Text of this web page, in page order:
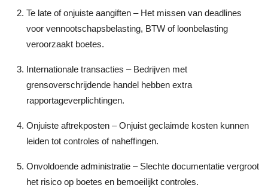
Te late of onjuiste aangiften – Het missen van deadlines
voor vennootschapsbelasting, BTW of loonbelasting
veroorzaakt boetes.
Internationale transacties – Bedrijven met
grensoverschrijdende handel hebben extra
rapportageverplichtingen.
Onjuiste aftrekposten – Onjuist geclaimde kosten kunnen
leiden tot controles of naheffingen.
Onvoldoende administratie – Slechte documentatie vergroot
het risico op boetes en bemoeilijkt controles.